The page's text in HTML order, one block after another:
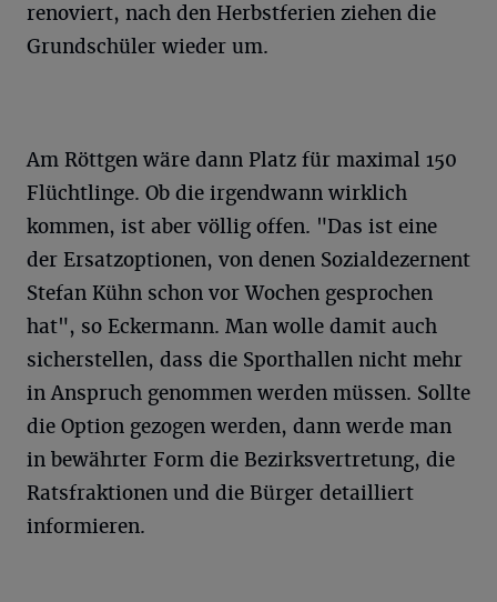
renoviert, nach den Herbstferien ziehen die
Grundschüler wieder um.
Am Röttgen wäre dann Platz für maximal 150
Flüchtlinge. Ob die irgendwann wirklich
kommen, ist aber völlig offen. "Das ist eine
der Ersatzoptionen, von denen Sozialdezernent
Stefan Kühn schon vor Wochen gesprochen
hat", so Eckermann. Man wolle damit auch
sicherstellen, dass die Sporthallen nicht mehr
in Anspruch genommen werden müssen. Sollte
die Option gezogen werden, dann werde man
in bewährter Form die Bezirksvertretung, die
Ratsfraktionen und die Bürger detailliert
informieren.